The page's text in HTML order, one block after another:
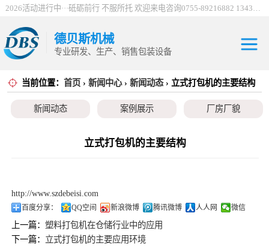
2026活动进行中···砥砺前行 不服所托 欢迎来电咨询0755-89216882 13430912198
德贝斯机械
专业研发、生产、销售包装设备
当前位置： 首页 › 新闻中心› 新闻动态› 立式打包机的主要结构
新闻动态 案例展示 厂房厂貌
立式打包机的主要结构
http://www.szdebeisi.com
百度分享： QQ空间 新浪微博 腾讯微博 人人网 微信
上一篇：塑料打包机在仓储行业中的应用
下一篇： 立式打包机的主要应用环境
30吨电控打包机
100吨电控打包机
编织袋打包机系
列
立式金属打包机